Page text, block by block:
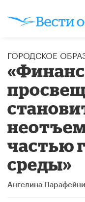
ГОРОДСКОЕ
частью
среды»
Ангелина